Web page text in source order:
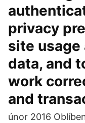
privacy
site usage
data, and
work
and
únor 2016